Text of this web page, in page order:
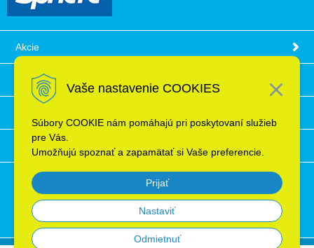
Vaše nastavenie COOKIES
Súbory COOKIE nám pomáhajú pri poskytovaní služieb
pre Vás.
Umožňujú spoznať a zapamätať si Vaše preferencie.
Prijať
Nastaviť
Odmietnuť
Akcie
Obchodné podmienky
Ochrana osobných údajov